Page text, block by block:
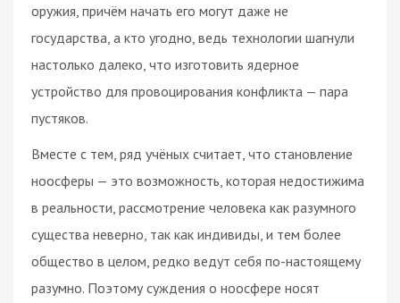
оружия, причём начать его могут даже не
государства, а кто угодно, ведь технологии шагнули
настолько далеко, что изготовить ядерное
устройство для провоцирования конфликта — пара
пустяков.
Вместе с тем, ряд учёных считает, что становление
ноосферы — это возможность, которая недостижима
в реальности, рассмотрение человека как разумного
существа неверно, так как индивиды, и тем более
общество в целом, редко ведут себя по-настоящему
разумно. Поэтому суждения о ноосфере носят